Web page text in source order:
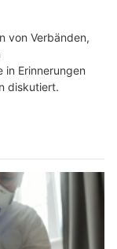
von Verbänden,
Erinnerungen
diskutiert.